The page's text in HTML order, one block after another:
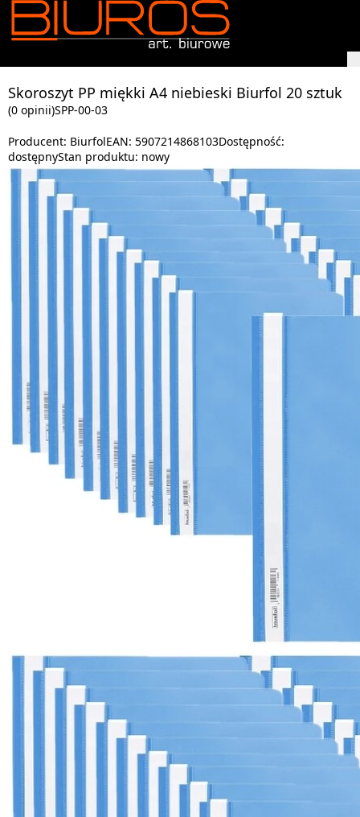
Skoroszyt PP miękki A4 niebieski Biurfol 20 sztuk
(0 opinii)SPP-00-03
Producent: BiurfolEAN: 5907214868103Dostępność:
dostępnyStan produktu: nowy